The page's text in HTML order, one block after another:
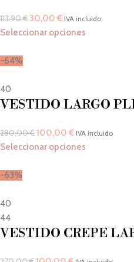
113,90€ 30,00 € IVA incluido
Seleccionar opciones
-64%
40
VESTIDO LARGO
280,00€100,00 € IVA incluido
Seleccionar opciones
-63%
40
44
VESTIDO CREPE